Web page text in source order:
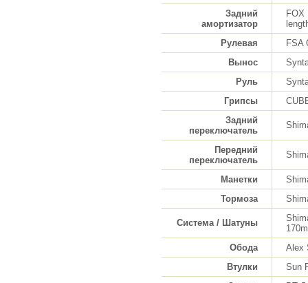
Задний
амортизатор
FOX
Рулевая
FSA
Вынос
Руль
Грипсы
Задний
переключатель
Передний
переключатель
Манетки
Тормоза
Система / Шатуны
Обода
Alex
Втулки
Sun